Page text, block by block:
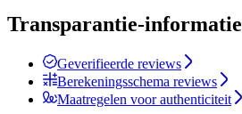
Transparantie-informatie
Geverifieerde reviews
Berekeningsschema reviews
Maatregelen voor authenticiteit